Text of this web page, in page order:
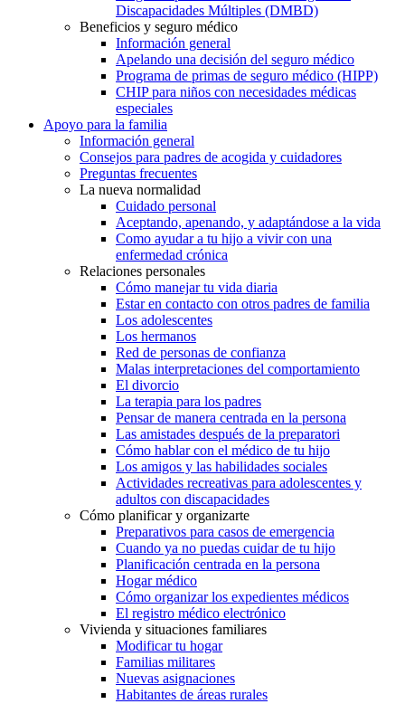
Discapacidades Múltiples (DMBD)
Beneficios y seguro médico
Información general
Apelando una decisión del seguro médico
Programa de primas de seguro médico (HIPP)
CHIP para niños con necesidades médicas
especiales
Apoyo para la familia
Información general
Consejos para padres de acogida y cuidadores
Preguntas frecuentes
La nueva normalidad
Cuidado personal
Aceptando, apenando, y adaptándose a la vida
Como ayudar a tu hijo a vivir con una
enfermedad crónica
Relaciones personales
Cómo manejar tu vida diaria
Estar en contacto con otros padres de familia
Los adolescentes
Los hermanos
Red de personas de confianza
Malas interpretaciones del comportamiento
El divorcio
La terapia para los padres
Pensar de manera centrada en la persona
Las amistades después de la preparatori
Cómo hablar con el médico de tu hijo
Los amigos y las habilidades sociales
Actividades recreativas para adolescentes y
adultos con discapacidades
Cómo planificar y organizarte
Preparativos para casos de emergencia
Cuando ya no puedas cuidar de tu hijo
Planificación centrada en la persona
Hogar médico
Cómo organizar los expedientes médicos
El registro médico electrónico
Vivienda y situaciones familiares
Modificar tu hogar
Familias militares
Nuevas asignaciones
Habitantes de áreas rurales